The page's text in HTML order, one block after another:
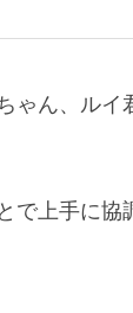
ゃん、ルイ
で上手に協